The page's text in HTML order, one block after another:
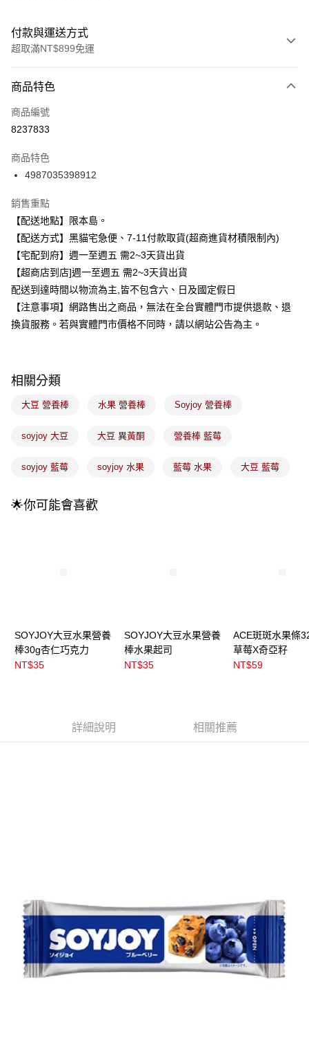
付款與運送方式
超取滿NT$899免運
信用卡一次付款
信用卡分期付款
合作金庫商業銀行
華南商業銀行
國泰世華商業銀行
臺灣中小企業銀行
匯豐（台灣）商業銀行
華泰商業銀行
聯邦商業銀行
遠東國際商業銀行
元大商業銀行
永豐商業銀行
玉山商業銀行
台新國際商業銀行
中國信託商業銀行
台灣樂天信用卡公司
Apple Pay
街口支付
悠遊付
Google Pay
全盈+PAY
【大哥付你分期使用說明】
2.付款方式選擇「大哥付你分期」，訂單成立後會自動跳轉到大哥付的交易
成交易。
3.實際核准額度、可分期數及費用金額請依後續交易確認頁面所載為準。
消。如遇「轉專審核」未通過狀況，表示未達大哥付你分期系統評分，恕無
1.分期款項不併入電信帳單，「大哥付你分期」於每月結算日後寄送繳費提
資料（包含姓名、電話或地址）提供予台灣大哥大進項蒐集、處理及利用，
由本公司與您本人進行分期帳單所需資料之確認、核對及更正。
3.完整用戶服務條款，請詳閱以下連結：https://oppay.tw/userRule
每筆NT$100，滿NT$899(含以上)免運費
每筆NT$100，滿NT$899(含以上)免運費
每筆NT$100，滿NT$899(含以上)免運費
付款後門市自取
商品特色
商品編號
8237833
商品特色
4987035398912
銷售重點
【配送地點】限本島。
【配送方式】黑貓宅急便、7-11付款取貨(超商進貨材積限制內)
【宅配到府】週一至週五 需2~3天貨出貨
【超商店到店]週一至週五 需2~3天貨出貨
配送到達時間以物流為主,皆不包含六、日及國定假日
【注意事項】網路售出之商品，無法在全台實體門市提供退款、退
換貨服務。若與實體門市價格不同時，請以網站公告為主。
相關分類
大豆 營養棒 水果 營養棒 Soyjoy 營養棒
soyjoy 大豆 大豆 異黃酮 營養棒 藍莓
soyjoy 藍莓 soyjoy 水果 藍莓 水果 大豆 藍莓
🌟你可能會喜歡
SOYJOY大豆水果營養
棒30g杏仁巧克力
NT$35
SOYJOY大豆水果營養
棒水果起司
NT$35
ACE斑斑水果條
草莓X奇亞籽
NT$59
詳細說明 相關推薦